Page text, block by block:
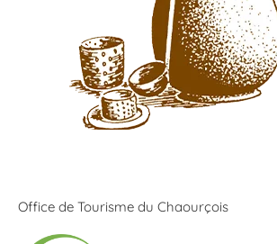
Office de Tourisme du Chaourçois